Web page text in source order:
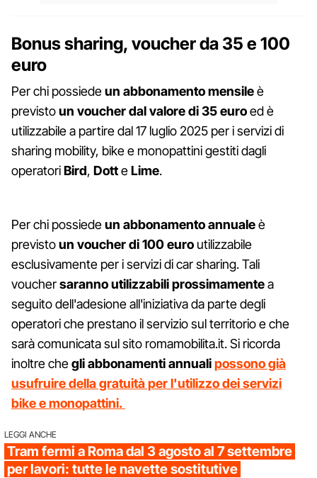
Bonus sharing, voucher da 35 e 100
euro
Per chi possiedeun abbonamento mensileè
previstoun voucher dal valore di 35 euroed è
utilizzabile a partire dal 17 luglio 2025 per i servizi di
sharing mobility, bike e monopattini gestiti dagli
operatoriBird, DotteLime.
Per chi possiedeun abbonamento annualeè
previstoun voucher di 100 euro utilizzabile
esclusivamente per i servizi di car sharing. Tali
vouchersaranno utilizzabili prossimamentea
seguito dell'adesione all'iniziativa da parte degli
operatori che prestano il servizio sul territorio e che
sarà comunicata sul sito romamobilita.it. Si ricorda
inoltre chegli abbonamenti annualipossono già
usufruire della gratuità per l'utilizzo dei servizi
bike e monopattini.
LEGGI ANCHE
Tram fermi a Roma dal 3 agosto al 7 settembre
per lavori: tutte le navette sostitutive